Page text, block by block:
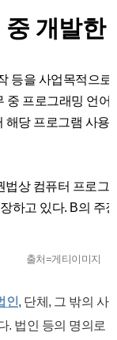
개발한
등을 사업목적으
중 프로그래밍 언
당 프로그램 사용
상 컴퓨터 프로그
하고 있다. B의 주
출처=게티이미지
인, 단체, 그 밖의 사
. 법인 등의 명의로